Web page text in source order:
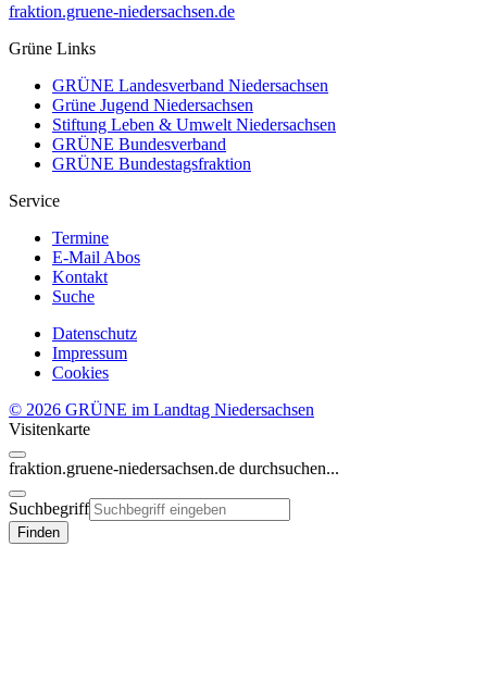
fraktion.gruene-niedersachsen.de
Grüne Links
GRÜNE Landesverband Niedersachsen
Grüne Jugend Niedersachsen
Stiftung Leben & Umwelt Niedersachsen
GRÜNE Bundesverband
GRÜNE Bundestagsfraktion
Service
Termine
E-Mail Abos
Kontakt
Suche
Datenschutz
Impressum
Cookies
© 2026 GRÜNE im Landtag Niedersachsen
Visitenkarte
fraktion.gruene-niedersachsen.de durchsuchen...
Suchbegriff
Finden